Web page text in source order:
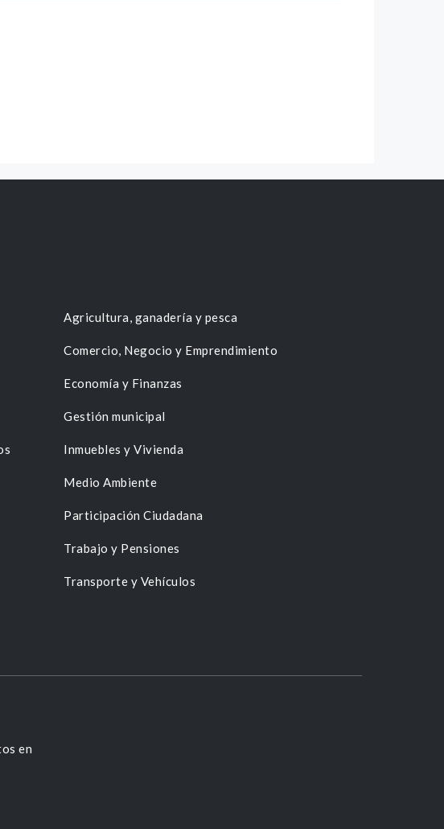
Agricultura, ganadería y pesca
Comercio, Negocio y Emprendimiento
Economía y Finanzas
Gestión municipal
Inmuebles y Vivienda
Medio Ambiente
Participación Ciudadana
Trabajo y Pensiones
Transporte y Vehículos
en